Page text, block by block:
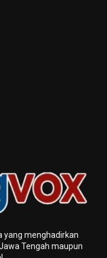
yang menghadirkan
Tengah maupun